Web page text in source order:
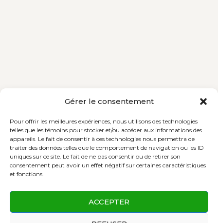
Gérer le consentement
Pour offrir les meilleures expériences, nous utilisons des technologies
telles que les témoins pour stocker et/ou accéder aux informations des
appareils. Le fait de consentir à ces technologies nous permettra de
traiter des données telles que le comportement de navigation ou les ID
uniques sur ce site. Le fait de ne pas consentir ou de retirer son
consentement peut avoir un effet négatif sur certaines caractéristiques
et fonctions.
ACCEPTER